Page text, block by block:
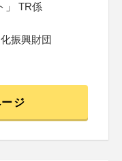
」 TR係
振興財団
ジ